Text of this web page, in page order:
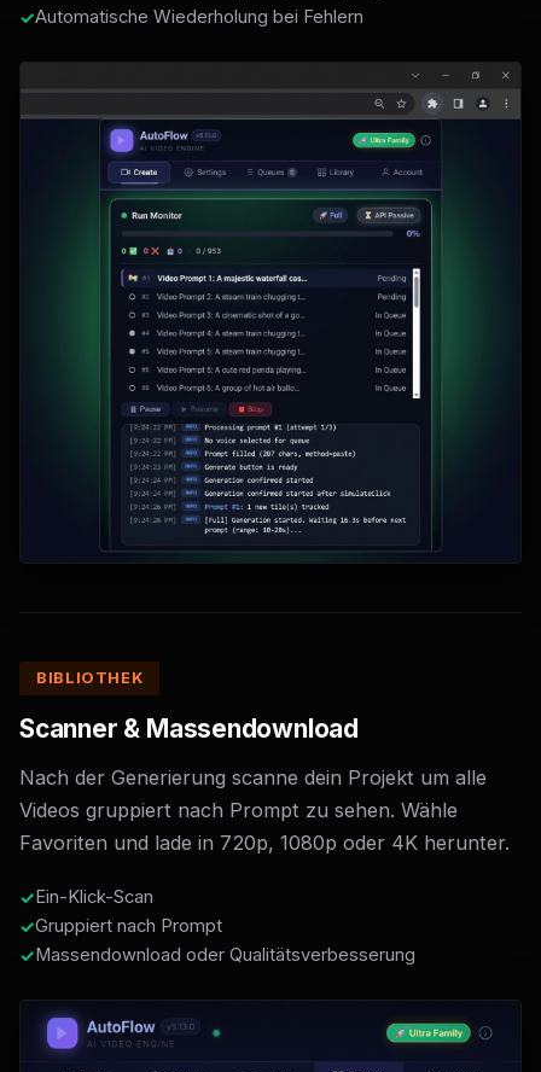
Automatische Wiederholung bei Fehlern
BIBLIOTHEK
Scanner & Massendownload
Nach der Generierung scanne dein Projekt um alle
Videos gruppiert nach Prompt zu sehen. Wähle
Favoriten und lade in 720p, 1080p oder 4K herunter.
Ein-Klick-Scan
Gruppiert nach Prompt
Massendownload oder Qualitätsverbesserung